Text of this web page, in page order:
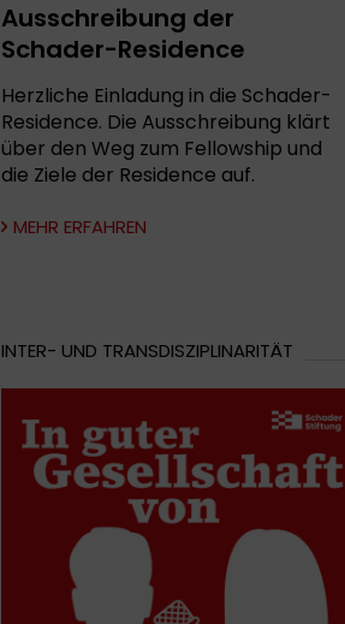
Ausschreibung der
Schader-Residence
Herzliche Einladung in die Schader-
Residence. Die Ausschreibung klärt
über den Weg zum Fellowship und
die Ziele der Residence auf.
MEHR ERFAHREN
INTER- UND TRANSDISZIPLINARITÄT